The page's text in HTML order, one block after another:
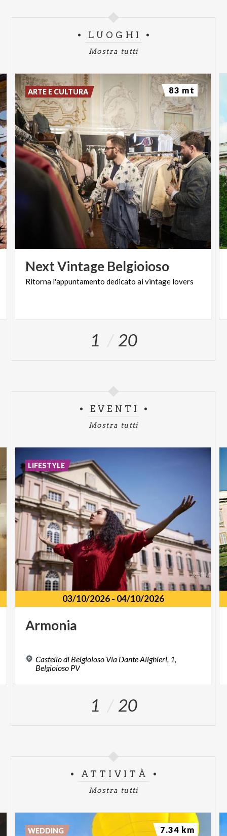
LUOGHI
Mostra tutti
NextVintage Belgioioso
Ritorna l'appuntamento dedicato aivintage lovers
ARTE E CULTURA 83 mt
1 20
EVENTI
Mostra tutti
03/10/2026- 04/10/2026
Armonia
Castello di Belgioioso Via Dante Alighieri, 1,
Belgioioso PV
LIFESTYLE
1 20
ATTIVITÀ
Mostra tutti
WEDDING 7.34 km